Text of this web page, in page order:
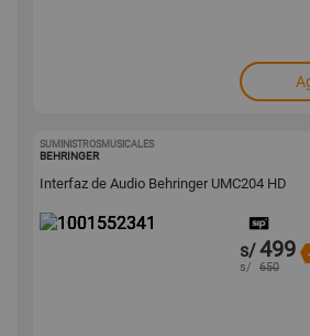
SUMINISTROSMUSICALES
BEHRINGER
Interfaz de Audio Behringer UMC204 HD
s/499
s/ 650